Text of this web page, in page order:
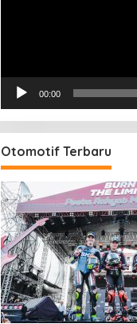
00:00
Otomotif Terbaru